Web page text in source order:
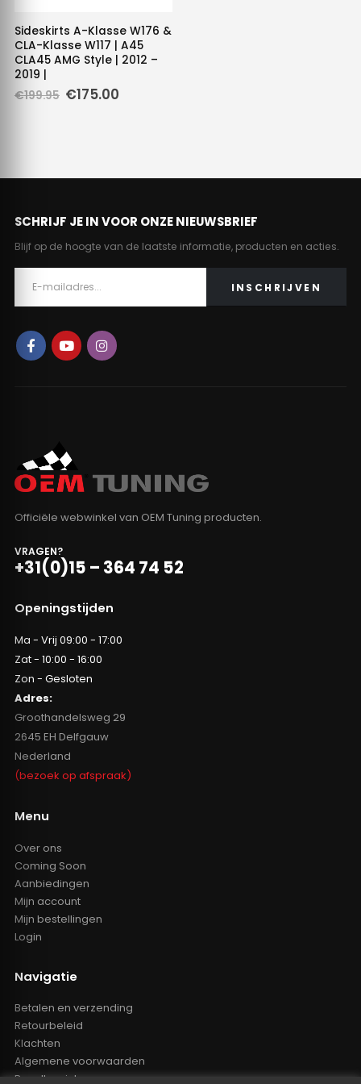
Sideskirts A-Klasse W176 &
CLA-Klasse W117 | A45
CLA45 AMG Style | 2012 –
2019 |
€199.95 Oorspronkelijke
€175.00Huidige
SCHRIJF JE IN VOOR ONZE NIEUWSBRIEF
Blijf op de hoogte van de laatste informatie, producten en acties.
Officiële webwinkel van OEM Tuning producten.
VRAGEN?
+31(0)15 – 364 74 52
Openingstijden
Ma - Vrij 09:00 - 17:00
Zat - 10:00 - 16:00
Zon - Gesloten
Adres:
Groothandelsweg 29
2645 EH Delfgauw
Nederland
(bezoek op afspraak)
Menu
Over ons
Coming Soon
Aanbiedingen
Mijn account
Mijn bestellingen
Login
Navigatie
Betalen en verzending
Retourbeleid
Klachten
Algemene voorwaarden
Resellers inlog